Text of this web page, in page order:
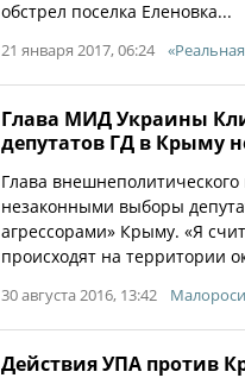
обстрел поселка Еленовка...
21 января 2017, 06:24
Глава МИД Украины
депутатов ГД в Крыму
Глава
незаконными выборы
агрессорами» Крыму. «Я
происходят на территории
30 августа 2016, 13:42
Действия УПА против